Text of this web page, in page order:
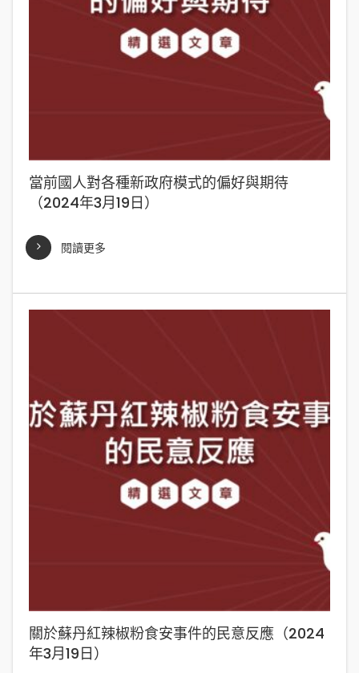
當前國人對各種新政府模式的偏好與期待
（2024年3月19日）
閱讀更多
關於蘇丹紅辣椒粉食安事件的民意反應（2024
年3月19日）